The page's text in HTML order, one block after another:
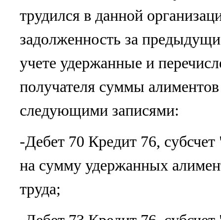
трудился в данной
задолженность за
учете удержанные и
получателя суммы
следующими записями:
-Дебет 70 Кредит 76,
на сумму удержанных
труда;